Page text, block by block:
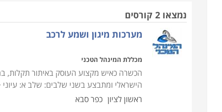
טיפול מיד בתום הקורס. התכנים הנלמדים בקורס
התקנת דיבורית, התקנת כל סוגי מערכות המיגון
יתרונות קורס טכנאים
לימודי תואר אקדמי דורשים 3
לימודי תעודה או לימודי תואר שני. קורסי טכנאים
לאחר סיום הקורס. מסלולי הלימוד של הטכנאים
נמצאו 2 קורסים
מערכות מיגון ושמע לרכב
מכללת המינהל הטכני
הכשרה כאיש מקצוע העוסק באיתור תקלות,
הישראלי ומתבצע בשני שלבים: שלב א:
ראשון לציון כפר סבא